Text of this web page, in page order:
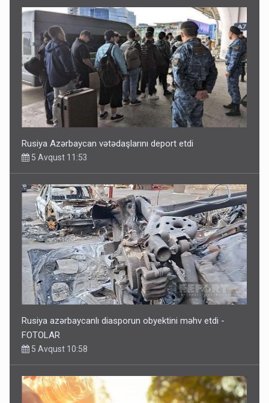
Rusiya Azərbaycan vətədaşlarını deport etdi
5 Avqust 11:53
Rusiya azərbaycanlı diasporun obyektini məhv etdi -
FOTOLAR
5 Avqust 10:58